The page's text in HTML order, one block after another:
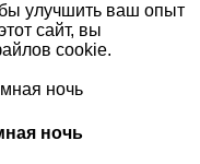
улучшить ваш опыт
сайт, вы
cookie.
ночь